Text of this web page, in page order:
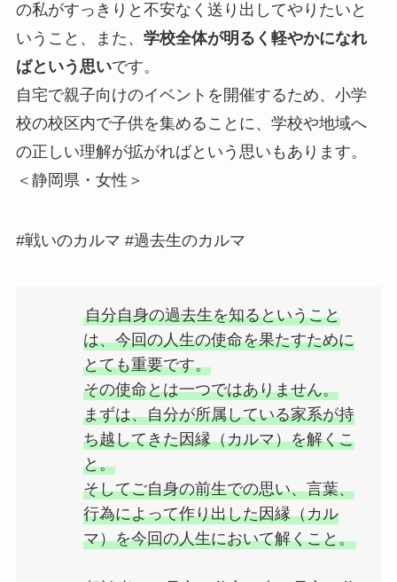
の私がすっきりと不安なく送り出してやりたいと
いうこと、また、 学校全体が明るく軽やかになれ
ばという思いです。
自宅で親子向けのイベントを開催するため、小学
校の校区内で子供を集めることに、学校や地域へ
の正しい理解が拡がればという思いもあります。
＜静岡県・女性＞
#戦いのカルマ #過去生のカルマ
自分自身の過去生を知るということ
は、今回の人生の使命を果たすために
とても重要です。
その使命とは一つではありません。
まずは、自分が所属している家系が持
ち越してきた因縁（カルマ）を解くこ
と。
そしてご自身の前生での思い、言葉、
行為によって作り出した因縁（カル
マ）を今回の人生において解くこと。